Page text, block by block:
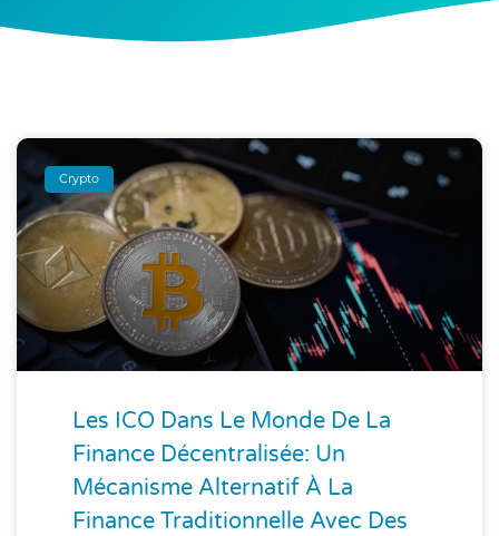
Crypto
Les ICO Dans Le Monde De La
Finance Décentralisée: Un
Mécanisme Alternatif À La
Finance Traditionnelle Avec Des